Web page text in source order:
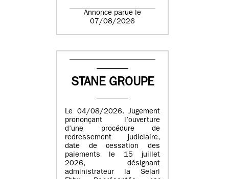
Annonce parue le
07/08/2026
STANE GROUPE
Le 04/08/2026. Jugement
prononçant l’ouverture
d’une procédure de
redressement judiciaire,
date de cessation des
paiements le 15 juillet
2026, désignant
administrateur la Selarl